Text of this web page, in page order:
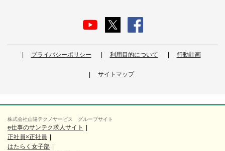
プライバシーポリシー 利用目的について 行動計画
サイトマップ
株式会社山陽テクノサービス グループサイト
e仕事のサンテク求人サイト
正社員×正社員
はたらく女子部